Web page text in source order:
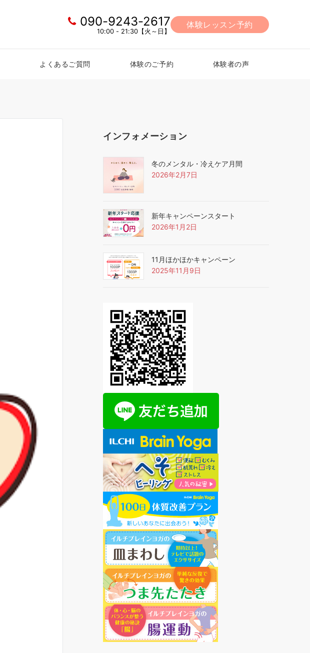
090-9243-2617
10:00 - 21:30【火～日】
体験レッスン予約
よくあるご質問 体験のご予約 体験者の声
インフォメーション
冬のメンタル・冷えケア月間
2026年2月7日
新年キャンペーンスタート
2026年1月2日
11月ほかほかキャンペーン
2025年11月9日